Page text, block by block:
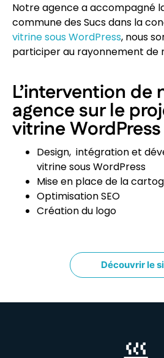
Notre agence a accompagné
commune des Sucs dans la
vitrine sous WordPress, nous
participer au rayonnement de
L’intervention de
agence sur le
vitrine WordPress
Design, intégration et
vitrine sous WordPress
Mise en place de la
Optimisation SEO
Création du logo
Découvrir le